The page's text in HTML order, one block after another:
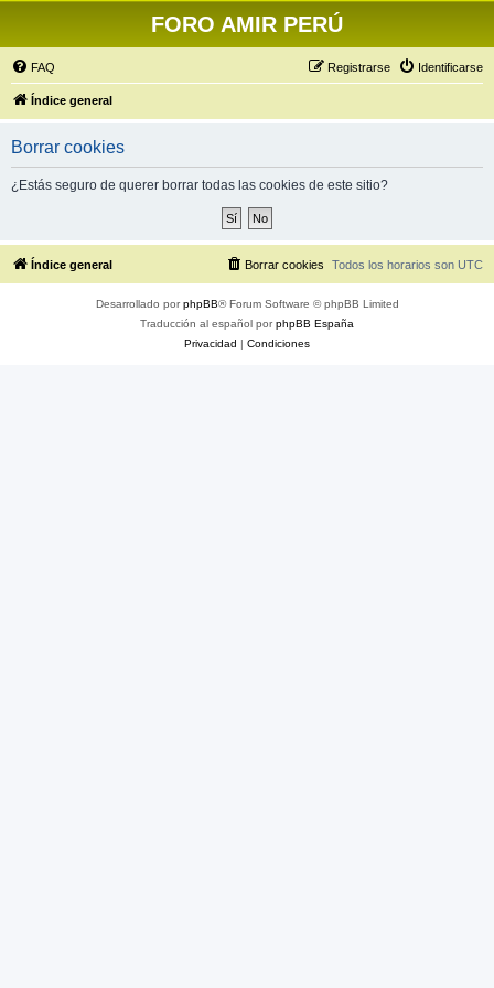
FORO AMIR PERÚ
FAQ Identificarse
Registrarse
Índice general
Borrar cookies
¿Estás seguro de querer borrar todas las cookies de este sitio?
Índice general Todos los horarios son UTC
Borrar cookies
Desarrollado porphpBB® Forum Software © phpBB Limited
Traducción al español porphpBB España
Privacidad | Condiciones